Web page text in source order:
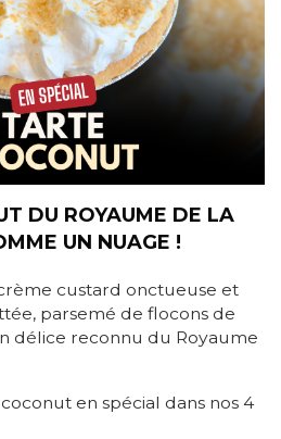
DU ROYAUME DE LA
UN NUAGE !
custard onctueuse et
parsemé de flocons de
délice reconnu du Royaume
en spécial dans nos 4